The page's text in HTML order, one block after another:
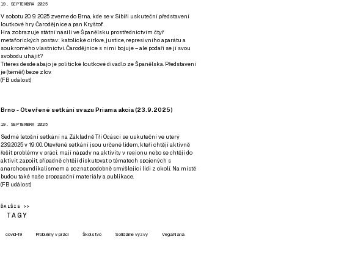
19. SEPTEMBRA 2025
V sobotu 20. 9. 2025 zveme do Brna, kde se v Sibiři uskuteční představení
loutkové hry Čarodějnice a pan Kryštof.
Hra zobrazuje státní násilí ve Španělsku prostřednictvím čtyř
metaforických postav: katolické církve, justice, represivního aparátu a
soukromého vlastnictví. Čarodějnice s nimi bojuje – ale podaří se jí svou
svobodu uhájit?
Títeres desde abajo je politické loutkové divadlo ze Španělska. Představení
je (téměř) beze zlov.
(FB událost)
Brno - Otevřené setkání svazu Priama akcia (23.9.2025)
19. SEPTEMBRA 2025
Sedmé letošní setkání na Základně Tři Ocásci se uskuteční ve uterý
23.9.2025 v 19:00. Otevřené setkání jsou určené lidem, kteří chtějí aktivně
řešit problémy v práci, mají nápady na aktivity v regionu nebo se chtějí do
aktivit zapojit, případně chtějí diskutovat o tématech spojených s
anarchosyndikalismem a poznat podobně smýšlející lidi z okolí. Na místě
budou také naše propagační materiály a publikace.
(FB událost)
ĎALŠIE >>
TAGY
covid-19 Problémy v práci Školstvo Solidárne výzvy VegaNana